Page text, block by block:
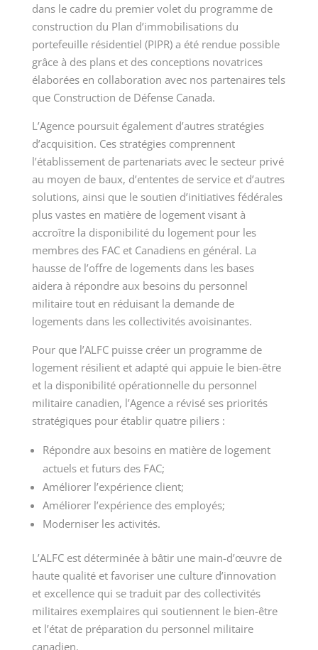
dans le cadre du premier volet du programme de
construction du Plan d’immobilisations du
portefeuille résidentiel (PIPR) a été rendue possible
grâce à des plans et des conceptions novatrices
élaborées en collaboration avec nos partenaires tels
que Construction de Défense Canada.
L’Agence poursuit également d’autres stratégies
d’acquisition. Ces stratégies comprennent
l’établissement de partenariats avec le secteur privé
au moyen de baux, d’ententes de service et d’autres
solutions, ainsi que le soutien d’initiatives fédérales
plus vastes en matière de logement visant à
accroître la disponibilité du logement pour les
membres des FAC et Canadiens en général. La
hausse de l’offre de logements dans les bases
aidera à répondre aux besoins du personnel
militaire tout en réduisant la demande de
logements dans les collectivités avoisinantes.
Pour que l’ALFC puisse créer un programme de
logement résilient et adapté qui appuie le bien-être
et la disponibilité opérationnelle du personnel
militaire canadien, l’Agence a révisé ses priorités
stratégiques pour établir quatre piliers :
Répondre aux besoins en matière de logement
actuels et futurs des FAC;
Améliorer l’expérience client;
Améliorer l’expérience des employés;
Moderniser les activités.
L’ALFC est déterminée à bâtir une main-d’œuvre de
haute qualité et favoriser une culture d’innovation
et excellence qui se traduit par des collectivités
militaires exemplaires qui soutiennent le bien-être
et l’état de préparation du personnel militaire
canadien.